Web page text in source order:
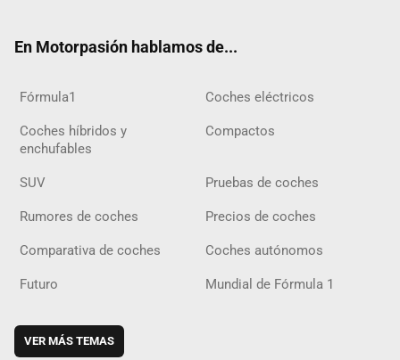
En Motorpasión hablamos de...
Fórmula1 Coches eléctricos
Coches híbridos y
enchufables
Compactos
SUV Pruebas de coches
Rumores de coches Precios de coches
Comparativa de coches Coches autónomos
Futuro Mundial de Fórmula 1
VER MÁS TEMAS